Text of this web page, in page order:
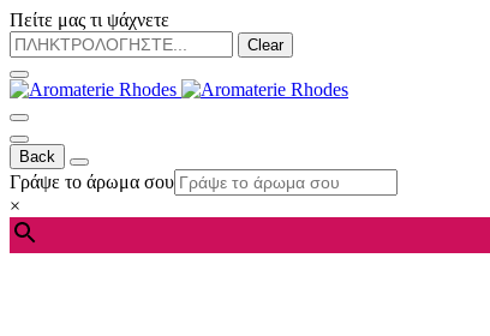
Πείτε μας τι ψάχνετε
Clear
Back
Γράψε το άρωμα σου
×